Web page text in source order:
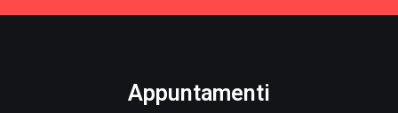
Appuntamenti